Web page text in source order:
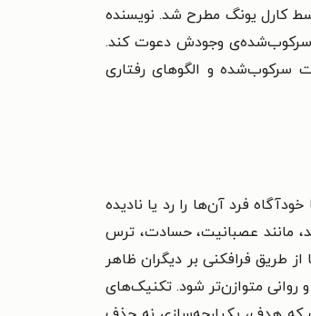
کارل یونگ مطرح شد. نویسنده
و سرکوب‌شده‌ی وجودش دعوت کند.
سرکوب‌شده و الگوهای رفتاری
فرد آن‌ها را رد یا نادیده
مانند عصبانیت، حسادت، ترس
طریق فرافکنی بر دیگران ظاهر
متوازن‌تر شود. تکنیک‌های